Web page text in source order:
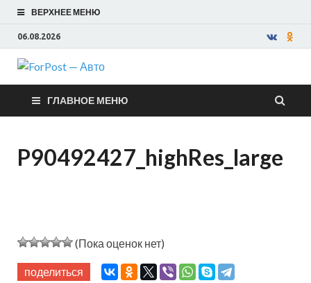
ВЕРХНЕЕ МЕНЮ
06.08.2026
ForPost —
Авто
ГЛАВНОЕ МЕНЮ
P90492427_highRes_large
(Пока оценок нет)
поделиться